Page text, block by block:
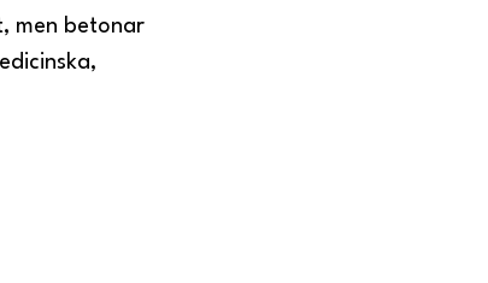
men betonar